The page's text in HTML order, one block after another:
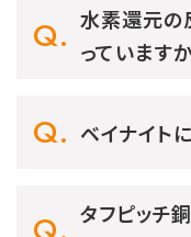
水素還元の
っています
ベイナイト
タフピッチ